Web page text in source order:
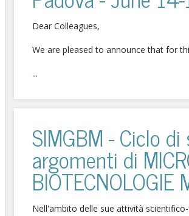
Dear Colleagues,
We are pleased to announce that for
...
SIMGBM - Ciclo
argomenti di
BIOTECNOLOGIE
Nell'ambito delle sue attività